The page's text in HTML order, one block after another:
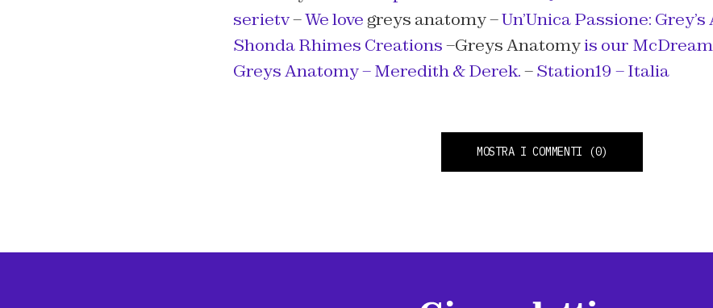
serietv–We love greys anatomy –Un’Unica Passione:
Shonda Rhimes Creations–Greys Anatomyis our
Greys Anatomy – Meredith & Derek.–Station19 – Italia
MOSTRA I COMMENTI (0)